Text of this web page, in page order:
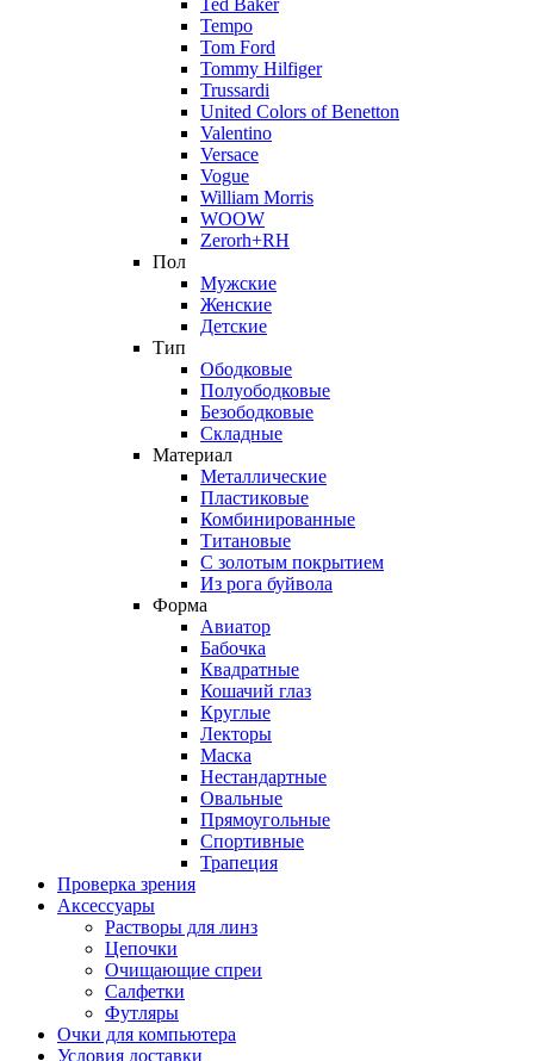
Ted Baker
Tempo
Tom Ford
Tommy Hilfiger
Trussardi
United Colors of Benetton
Valentino
Versace
Vogue
William Morris
WOOW
Zerorh+RH
Пол
Мужские
Женские
Детские
Тип
Ободковые
Полуободковые
Безободковые
Складные
Материал
Металлические
Пластиковые
Комбинированные
Титановые
С золотым покрытием
Из рога буйвола
Форма
Авиатор
Бабочка
Квадратные
Кошачий глаз
Круглые
Лекторы
Маска
Нестандартные
Овальные
Прямоугольные
Спортивные
Трапеция
Проверка зрения
Аксессуары
Растворы для линз
Цепочки
Очищающие спреи
Салфетки
Футляры
Очки для компьютера
Условия доставки